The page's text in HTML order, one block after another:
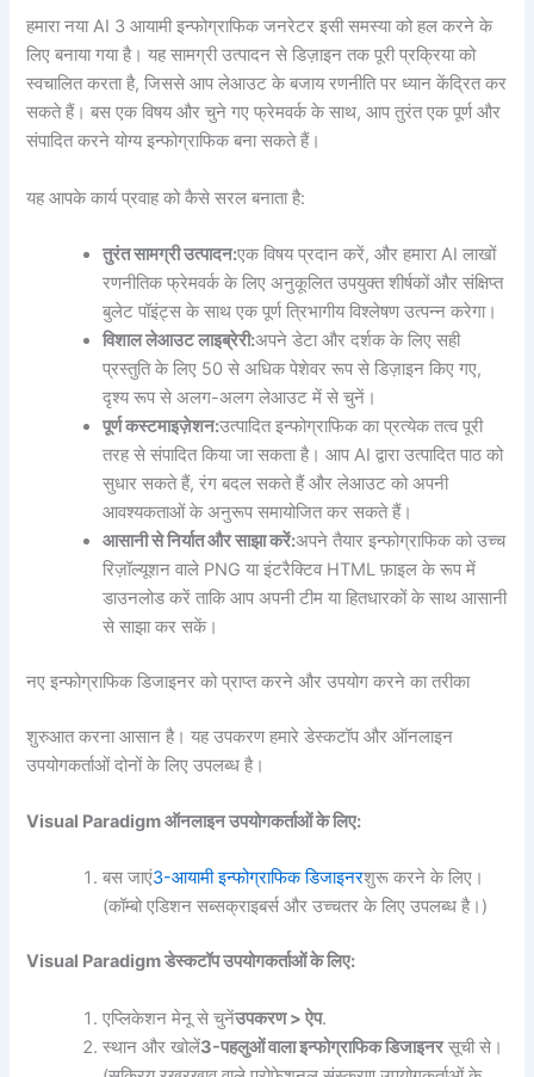
हमारा नया AI 3 आयामी इन्फोग्राफिक जनरेटर इसी समस्या को हल करने के
लिए बनाया गया है। यह सामग्री उत्पादन से डिज़ाइन तक पूरी प्रक्रिया को
स्वचालित करता है, जिससे आप लेआउट के बजाय रणनीति पर ध्यान केंद्रित कर
सकते हैं। बस एक विषय और चुने गए फ्रेमवर्क के साथ, आप तुरंत एक पूर्ण और
संपादित करने योग्य इन्फोग्राफिक बना सकते हैं।
यह आपके कार्य प्रवाह को कैसे सरल बनाता है:
तुरंत सामग्री उत्पादन:एक विषय प्रदान करें, और हमारा AI लाखों
रणनीतिक फ्रेमवर्क के लिए अनुकूलित उपयुक्त शीर्षकों और संक्षिप्त
बुलेट पॉइंट्स के साथ एक पूर्ण त्रिभागीय विश्लेषण उत्पन्न करेगा।
विशाल लेआउट लाइब्रेरी:अपने डेटा और दर्शक के लिए सही
प्रस्तुति के लिए 50 से अधिक पेशेवर रूप से डिज़ाइन किए गए,
दृश्य रूप से अलग-अलग लेआउट में से चुनें।
पूर्ण कस्टमाइज़ेशन:उत्पादित इन्फोग्राफिक का प्रत्येक तत्व पूरी
तरह से संपादित किया जा सकता है। आप AI द्वारा उत्पादित पाठ को
सुधार सकते हैं, रंग बदल सकते हैं और लेआउट को अपनी
आवश्यकताओं के अनुरूप समायोजित कर सकते हैं।
आसानी से निर्यात और साझा करें:अपने तैयार इन्फोग्राफिक को उच्च
रिज़ॉल्यूशन वाले PNG या इंटरैक्टिव HTML फ़ाइल के रूप में
डाउनलोड करें ताकि आप अपनी टीम या हितधारकों के साथ आसानी
से साझा कर सकें।
नए इन्फोग्राफिक डिजाइनर को प्राप्त करने और उपयोग करने का तरीका
शुरुआत करना आसान है। यह उपकरण हमारे डेस्कटॉप और ऑनलाइन
उपयोगकर्ताओं दोनों के लिए उपलब्ध है।
Visual Paradigm ऑनलाइन उपयोगकर्ताओं के लिए:
बस जाएं3-आयामी इन्फोग्राफिक डिजाइनरशुरू करने के लिए।
(कॉम्बो एडिशन सब्सक्राइबर्स और उच्चतर के लिए उपलब्ध है।)
Visual Paradigm डेस्कटॉप उपयोगकर्ताओं के लिए:
एप्लिकेशन मेनू से चुनेंउपकरण > ऐप.
स्थान और खोलें3-पहलुओं वाला इन्फोग्राफिक डिजाइनरसूची से।